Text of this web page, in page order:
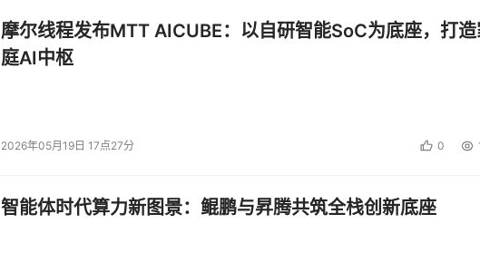
摩尔线程发布MTT AICUBE：以自研智能SoC为底座，打
庭AI中枢
2026年05月19日 17点27分 0
智能体时代算力新图景：鲲鹏与昇腾共筑全栈创新底座